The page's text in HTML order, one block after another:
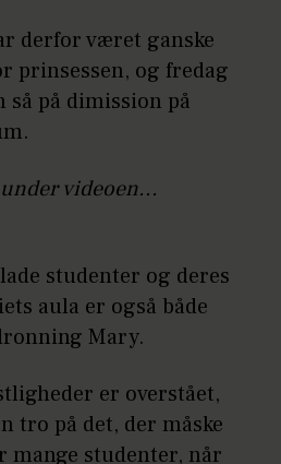
derfor været ganske
prinsessen, og fredag
på dimission på
videoen...
studenter og deres
aula er også både
Mary.
er overstået,
tro på det, der måske
mange studenter, når